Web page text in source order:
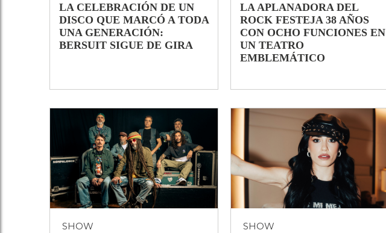
LA CELEBRACIÓN DE UN
DISCO QUE MARCÓ A TODA
UNA GENERACIÓN:
BERSUIT SIGUE DE GIRA
LA APLANADORA DEL
ROCK FESTEJA 38 AÑOS
CON OCHO FUNCIONES EN
UN TEATRO
EMBLEMÁTICO
SHOW SHOW